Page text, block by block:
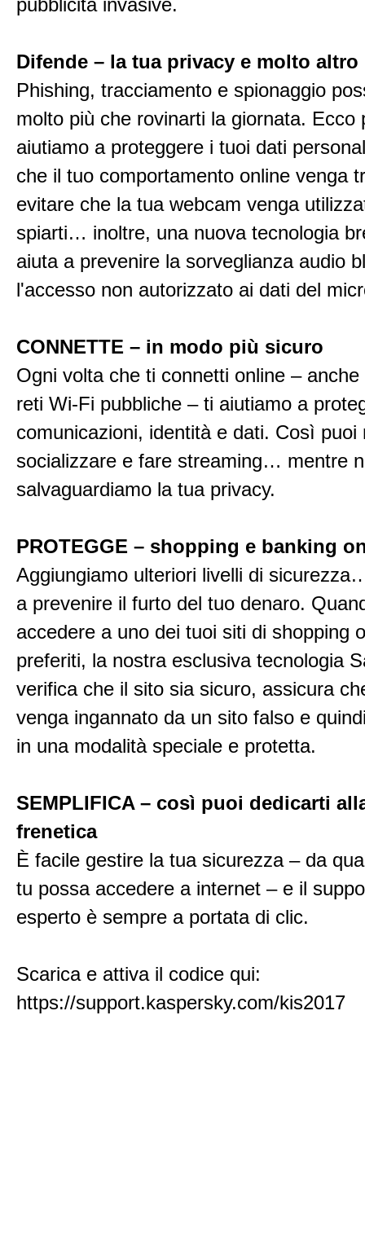
pubblicità invasive.
Difende – la tua privacy e molto altro
Phishing, tracciamento e spionaggio
molto più che rovinarti la giornata. Ecco
aiutiamo a proteggere i tuoi dati
che il tuo comportamento online venga
evitare che la tua webcam venga
spiarti… inoltre, una nuova tecnologia
aiuta a prevenire la sorveglianza audio
l'accesso non autorizzato ai dati del
CONNETTE – in modo più sicuro
Ogni volta che ti connetti online – anche
reti Wi-Fi pubbliche – ti aiutiamo a
comunicazioni, identità e dati. Così puoi
socializzare e fare streaming… mentre
salvaguardiamo la tua privacy.
PROTEGGE – shopping e banking
Aggiungiamo ulteriori livelli di
a prevenire il furto del tuo denaro.
accedere a uno dei tuoi siti di shopping
preferiti, la nostra esclusiva tecnologia
verifica che il sito sia sicuro, assicura
venga ingannato da un sito falso e
in una modalità speciale e protetta.
SEMPLIFICA – così puoi dedicarti
frenetica
È facile gestire la tua sicurezza – da
tu possa accedere a internet – e il
esperto è sempre a portata di clic.
Scarica e attiva il codice qui:
https://support.kaspersky.com/kis2017